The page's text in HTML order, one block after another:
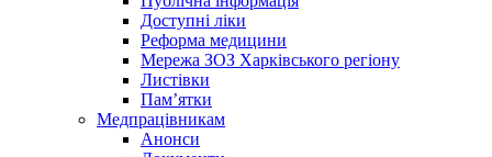
Доступні ліки
Реформа медицини
Мережа ЗОЗ Харківського регіону
Листівки
Пам’ятки
Медпрацівникам
Анонси